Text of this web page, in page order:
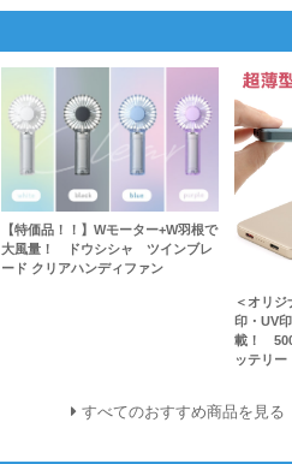
【特価品！！】Wモーター+W羽根で
大風量！ ドウシシャ ツインブレ
ード クリアハンディファン
＜オリ
印・UV
載！
ッテリー
すべてのおすすめ商品を見る